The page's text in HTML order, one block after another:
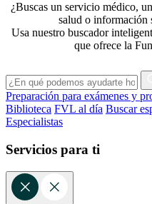
¿Buscas un servicio médico,
salud o información
Usa nuestro buscador
que ofrece la
Preparación para exámenes y
Biblioteca FVL al día Buscar
Especialistas
Servicios para ti